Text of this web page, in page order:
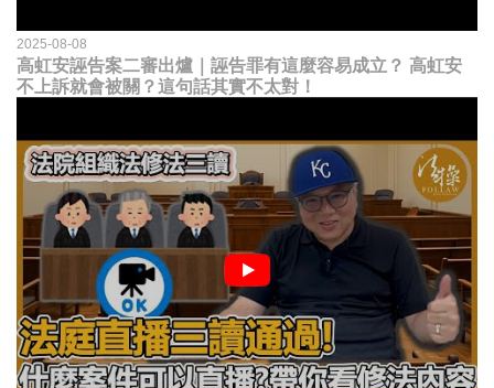
2025-08-08
高虹安誣告案二審出爐｜誣告罪有這麼容易成立？ 高虹安
不上訴就會被關？這句話其實不太對！